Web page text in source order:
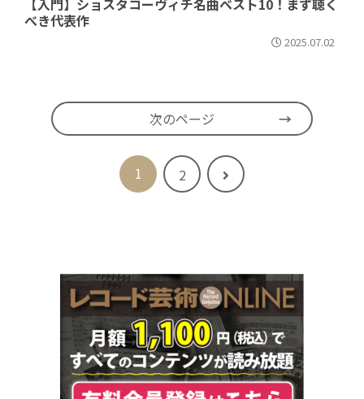
【入門】ショスタコーヴィチ名曲ベスト10！まず聴く
べき代表作
2025.07.02
次のページ
1 2
次